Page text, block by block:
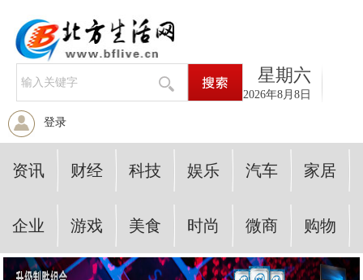
星期六
2026年8月8日
登录
资讯 财经 科技 娱乐 汽车 家居
企业 游戏 美食 时尚 微商 购物